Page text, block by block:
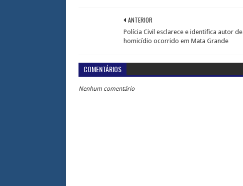
ANTERIOR
Polícia Civil esclarece e identifica autor de
homicídio ocorrido em Mata Grande
COMENTÁRIOS
Nenhum comentário